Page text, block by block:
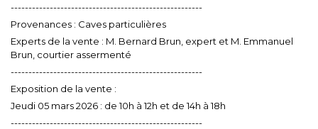
------------------------------------------------------
Provenances : Caves particulières
Experts de la vente : M. Bernard Brun, expert et M. Emmanuel
Brun, courtier assermenté
------------------------------------------------------
Exposition de la vente :
Jeudi 05 mars 2026 : de 10h à 12h et de 14h à 18h
------------------------------------------------------